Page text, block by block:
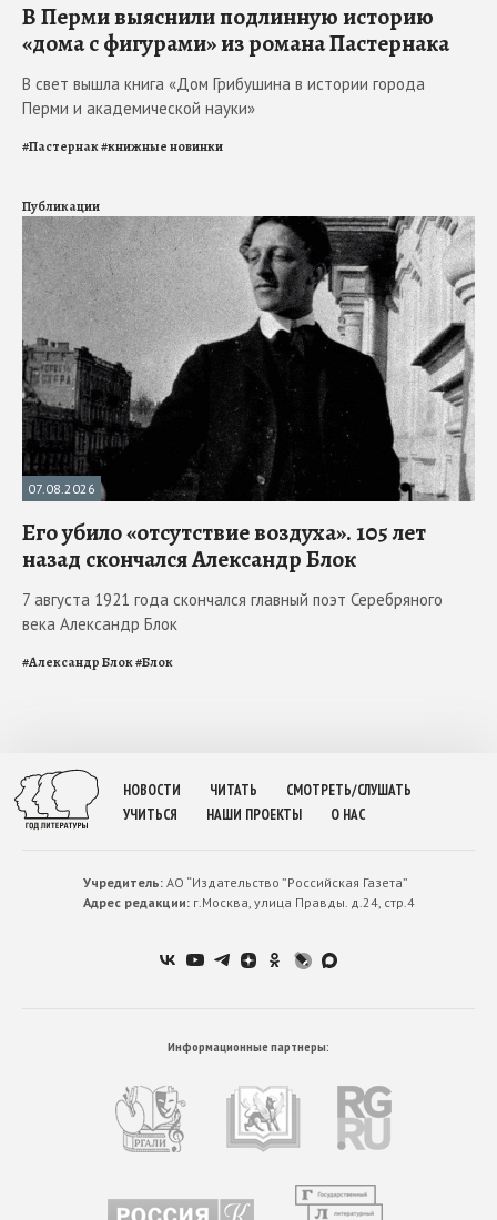
В Перми выяснили подлинную историю
«дома с фигурами» из романа Пастернака
В свет вышла книга «Дом Грибушина в истории города
Перми и академической науки»
#Пастернак#книжные новинки
Публикации
07.08.2026
Его убило «отсутствие воздуха». 105 лет
назад скончался Александр Блок
7 августа 1921 года скончался главный поэт Серебряного
века Александр Блок
#Александр Блок#Блок
НОВОСТИ ЧИТАТЬ
СМОТРЕТЬ/СЛУШАТЬ
УЧИТЬСЯ
НАШИ ПРОЕКТЫ О НАС
Учредитель:АО “Издательство ”Российская Газета”
Адрес редакции:г.Москва, улица Правды. д.24, стр.4
Информационные партнеры: